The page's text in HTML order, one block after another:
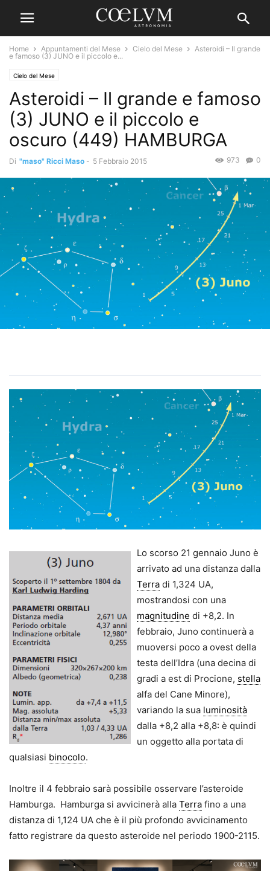
Home Appuntamenti del Mese Cielo del Mese
Asteroidi – Il grande
e famoso (3) JUNO e il piccolo e...
Cielo del Mese
Asteroidi – Il grande e famoso
(3) JUNO e il piccolo e
oscuro (449) HAMBURGA
Di "maso" Ricci Maso - 5 Febbraio 2015 0
973
Lo scorso 21 gennaio Juno è
arrivato ad una distanza dalla
Terra di 1,324 UA,
mostrandosi con una
magnitudine di +8,2. In
febbraio, Juno continuerà a
muoversi poco a ovest della
testa dell’Idra (una decina di
gradi a est di Procione, stella
alfa del Cane Minore),
variando la sua luminosità
dalla +8,2 alla +8,8: è quindi
un oggetto alla portata di
qualsiasi binocolo.
Inoltre il 4 febbraio sarà possibile osservare l’asteroide
Hamburga. Hamburga si avvicinerà alla Terra fino a una
distanza di 1,124 UA che è il più profondo avvicinamento
fatto registrare da questo asteroide nel periodo 1900-2115.